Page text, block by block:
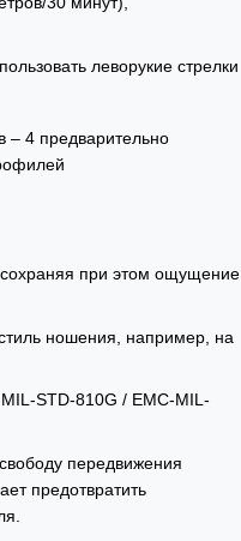
леворукие стрелки
4 предварительно
при этом ощущение
ношения, например, на
STD-810G / EMC-MIL-
передвижения
предотвратить